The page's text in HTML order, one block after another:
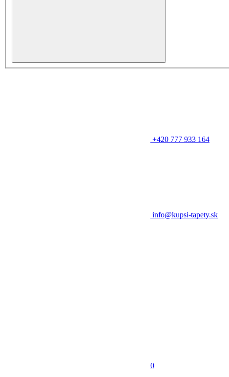
+420 777 933 164
info@kupsi-tapety.sk
0